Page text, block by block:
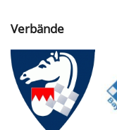
Verbände